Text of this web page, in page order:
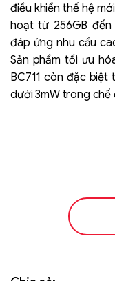
điều khiển thế hệ
hoạt từ 256GB
đáp ứng nhu cầu
Sản phẩm tối ưu
BC711 còn đặc biệt
dưới 3mW trong chế
- GDDR - GDDR6